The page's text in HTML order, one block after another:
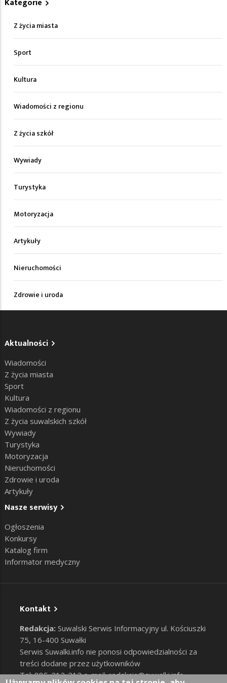
Z życia miasta
Sport
Kultura
Wiadomości z regionu
Z życia szkół
Wywiady
Turystyka
Motoryzacja
Artykuły
Nieruchomości
Zdrowie i uroda
Aktualności
Wiadomości
Z życia miasta
Sport
Kultura
Wiadomości z regionu
Z życia suwalskich szkół
Wywiady
Turystyka
Motoryzacja
Nieruchomości
Zdrowie i uroda
Artykuły
Nasze serwisy
Ogłoszenia
Konkursy
Katalog firm
Informator medyczny
Kontakt
Redakcja: Suwalski Serwis Informacyjny ul. Kościuszki
75, 16-400 Suwałki
Serwis Suwalki.info nie ponosi odpowiedzialności za
treści dodane przez użytkowników
Tel: 885-212-212 e-mail:redakcja@suwalki.info,